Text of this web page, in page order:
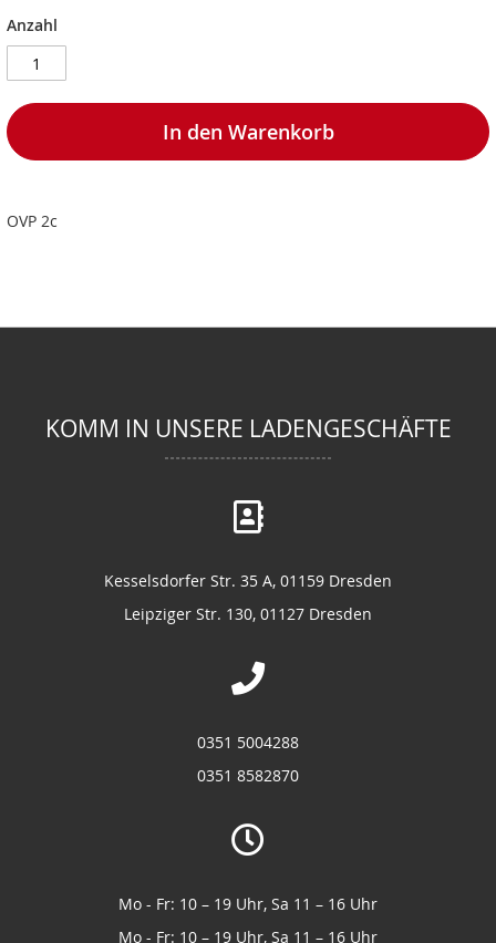
Anzahl
In den Warenkorb
OVP 2c
KOMM IN UNSERE LADENGESCHÄFTE
Kesselsdorfer Str. 35 A, 01159 Dresden
Leipziger Str. 130, 01127 Dresden
0351 5004288
0351 8582870
Mo - Fr: 10 – 19 Uhr, Sa 11 – 16 Uhr
Mo - Fr: 10 – 19 Uhr, Sa 11 – 16 Uhr